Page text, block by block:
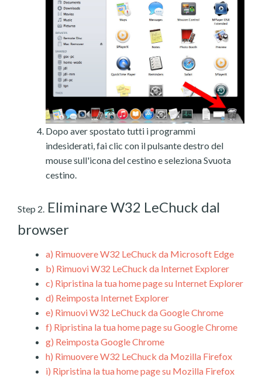
Dopo aver spostato tutti i programmi
indesiderati, fai clic con il pulsante destro del
mouse sull'icona del cestino e seleziona Svuota
cestino.
Step 2. Eliminare W32 LeChuck dal
browser
a) Rimuovere W32 LeChuck da Microsoft Edge
b) Rimuovi W32 LeChuck da Internet Explorer
c) Ripristina la tua home page su Internet Explorer
d) Reimposta Internet Explorer
e) Rimuovi W32 LeChuck da Google Chrome
f) Ripristina la tua home page su Google Chrome
g) Reimposta Google Chrome
h) Rimuovere W32 LeChuck da Mozilla Firefox
i) Ripristina la tua home page su Mozilla Firefox